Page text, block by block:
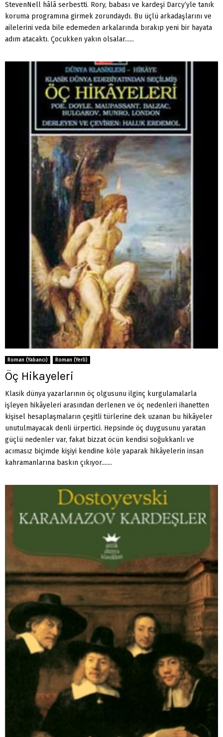
StevenNell hâlâ serbestti. Rory, babası ve kardeşi Darcy’yle tanık
koruma programına girmek zorundaydı. Bu üçlü arkadaşlarını ve
ailelerini veda bile edemeden arkalarında bırakıp yeni bir hayata
adım atacaktı. Çocukken yakın olsalar......
Roman (Yabancı) Roman (Yerli)
Öç Hikayeleri
Klasik dünya yazarlarının öç olgusunu ilginç kurgulamalarla
işleyen hikâyeleri arasından derlenen ve öç nedenleri ihanetten
kişisel hesaplaşmaların çeşitli türlerine dek uzanan bu hikâyeler
unutulmayacak denli ürpertici. Hepsinde öç duygusunu yaratan
güçlü nedenler var, fakat bizzat öcün kendisi soğukkanlı ve
acımasız biçimde kişiyi kendine köle yaparak hikâyelerin insan
kahramanlarına baskın çıkıyor.......